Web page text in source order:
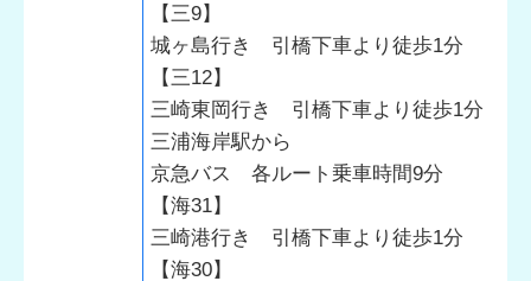
【三9】
城ヶ島行き 引橋下車より徒歩1分
【三12】
三崎東岡行き 引橋下車より徒歩1分
三浦海岸駅から
京急バス 各ルート乗車時間9分
【海31】
三崎港行き 引橋下車より徒歩1分
【海30】